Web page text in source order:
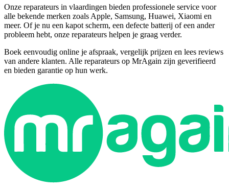
Onze reparateurs in vlaardingen bieden professionele service voor
alle bekende merken zoals Apple, Samsung, Huawei, Xiaomi en
meer. Of je nu een kapot scherm, een defecte batterij of een ander
probleem hebt, onze reparateurs helpen je graag verder.
Boek eenvoudig online je afspraak, vergelijk prijzen en lees reviews
van andere klanten. Alle reparateurs op MrAgain zijn geverifieerd
en bieden garantie op hun werk.